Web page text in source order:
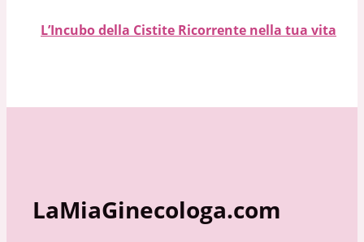
L’Incubo della Cistite Ricorrente nella tua vita
LaMiaGinecologa.com